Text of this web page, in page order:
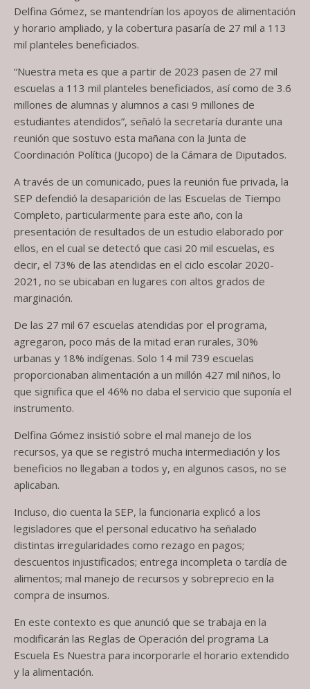
Delfina Gómez, se mantendrían los apoyos de alimentación
y horario ampliado, y la cobertura pasaría de 27 mil a 113
mil planteles beneficiados.
“Nuestra meta es que a partir de 2023 pasen de 27 mil
escuelas a 113 mil planteles beneficiados, así como de 3.6
millones de alumnas y alumnos a casi 9 millones de
estudiantes atendidos”, señaló la secretaría durante una
reunión que sostuvo esta mañana con la Junta de
Coordinación Política (Jucopo) de la Cámara de Diputados.
A través de un comunicado, pues la reunión fue privada, la
SEP defendió la desaparición de las Escuelas de Tiempo
Completo, particularmente para este año, con la
presentación de resultados de un estudio elaborado por
ellos, en el cual se detectó que casi 20 mil escuelas, es
decir, el 73% de las atendidas en el ciclo escolar 2020-
2021, no se ubicaban en lugares con altos grados de
marginación.
De las 27 mil 67 escuelas atendidas por el programa,
agregaron, poco más de la mitad eran rurales, 30%
urbanas y 18% indígenas. Solo 14 mil 739 escuelas
proporcionaban alimentación a un millón 427 mil niños, lo
que significa que el 46% no daba el servicio que suponía el
instrumento.
Delfina Gómez insistió sobre el mal manejo de los
recursos, ya que se registró mucha intermediación y los
beneficios no llegaban a todos y, en algunos casos, no se
aplicaban.
Incluso, dio cuenta la SEP, la funcionaria explicó a los
legisladores que el personal educativo ha señalado
distintas irregularidades como rezago en pagos;
descuentos injustificados; entrega incompleta o tardía de
alimentos; mal manejo de recursos y sobreprecio en la
compra de insumos.
En este contexto es que anunció que se trabaja en la
modificarán las Reglas de Operación del programa La
Escuela Es Nuestra para incorporarle el horario extendido
y la alimentación.